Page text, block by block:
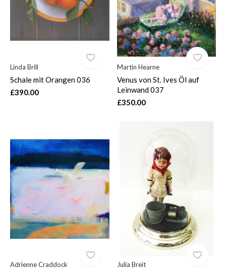
Linda Brill
Schale mit Orangen 036
£390.00
Martin Hearne
Venus von St. Ives Öl auf
Leinwand 037
£350.00
Adrienne Craddock Julia Breit